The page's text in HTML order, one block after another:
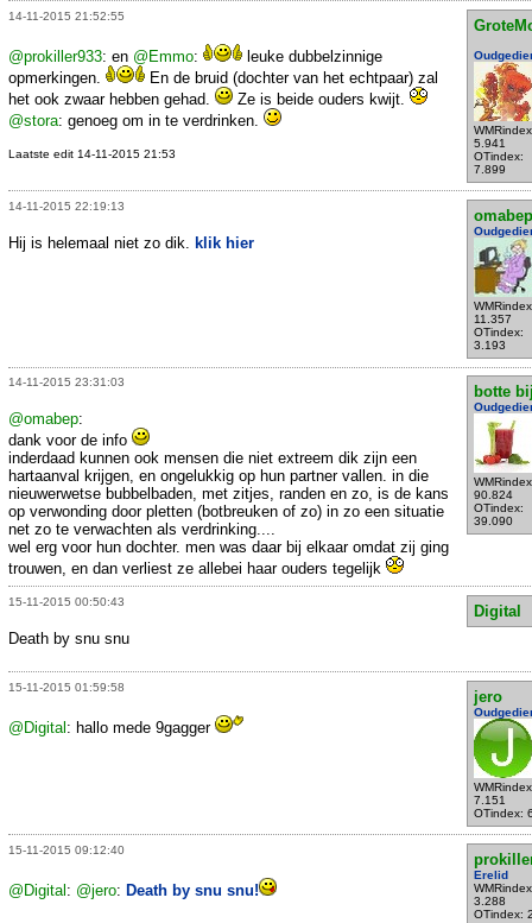
14-11-2015 21:52:55
5.941
OTindex:
7.899
@prokiller933: en @Emmo:
leuke dubbelzinnige
opmerkingen.
En de bruid (dochter van het echtpaar) zal
het ook zwaar hebben gehad.
Ze is beide ouders kwijt.
@stora: genoeg om in te verdrinken.
Laatste edit 14-11-2015 21:53
14-11-2015 22:19:13
omabep
11.357
OTindex:
3.193
Hij is helemaal niet zo dik. klik hier
14-11-2015 23:31:03
botte
90.824
OTindex:
39.090
@omabep:
dank voor de info
inderdaad kunnen ook mensen die niet extreem dik zijn een
hartaanval krijgen, en ongelukkig op hun partner vallen. in die
nieuwerwetse bubbelbaden, met zitjes, randen en zo, is de kans
op verwonding door pletten (botbreuken of zo) in zo een situatie
net zo te verwachten als verdrinking....
wel erg voor hun dochter. men was daar bij elkaar omdat zij ging
trouwen, en dan verliest ze allebei haar ouders tegelijk
15-11-2015 00:50:43
Digital
Death by snu snu
15-11-2015 01:59:58
jero
7.151
OTindex:
@Digital : hallo mede 9gagger
15-11-2015 09:12:40
Erelid
3.288
OTindex:
@Digital : @jero: Death by snu snu!